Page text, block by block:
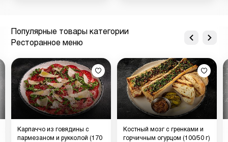
Популярные товары категории
Ресторанное меню
Карпаччо из говядины с
пармезаном и рукколой (170
Костный мозг с гренками и
горчичным огурцом (100/50 г)